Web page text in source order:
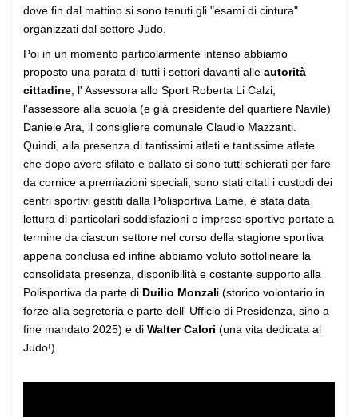
dove fin dal mattino si sono tenuti gli "esami di cintura"
organizzati dal settore Judo.
Poi in un momento particolarmente intenso abbiamo
proposto una parata di tutti i settori davanti alle autorità
cittadine , l' Assessora allo Sport Roberta Li Calzi,
l'assessore alla scuola (e già presidente del quartiere Navile)
Daniele Ara, il consigliere comunale Claudio Mazzanti.
Quindi, alla presenza di tantissimi atleti e tantissime atlete
che dopo avere sfilato e ballato si sono tutti schierati per fare
da cornice a premiazioni speciali, sono stati citati i custodi dei
centri sportivi gestiti dalla Polisportiva Lame, è stata data
lettura di particolari soddisfazioni o imprese sportive portate a
termine da ciascun settore nel corso della stagione sportiva
appena conclusa ed infine abbiamo voluto sottolineare la
consolidata presenza, disponibilità e costante supporto alla
Polisportiva da parte di Duilio Monzali (storico volontario in
forze alla segreteria e parte dell' Ufficio di Presidenza, sino a
fine mandato 2025) e di Walter Calori (una vita dedicata al
Judo!).